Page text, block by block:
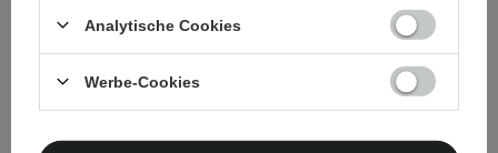
Analytische Cookies
Werbe-Cookies